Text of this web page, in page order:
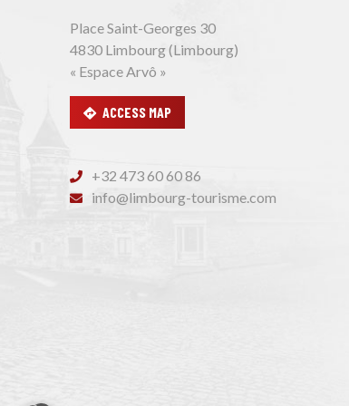
Place Saint-Georges 30
4830 Limbourg (Limbourg)
« Espace Arvô »
ACCESS MAP
+32 473 60 60 86
info@limbourg-tourisme.com